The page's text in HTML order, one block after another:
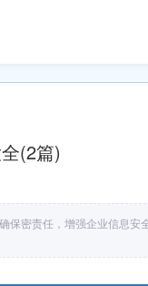
(2篇)
保密责任，增强企业信息安